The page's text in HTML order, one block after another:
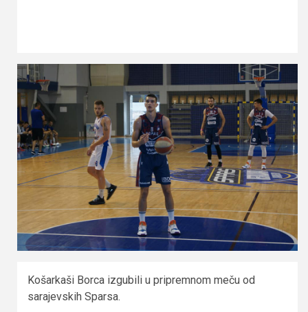
Košarkaši Borca izgubili u pripremnom meču od
sarajevskih Sparsa.